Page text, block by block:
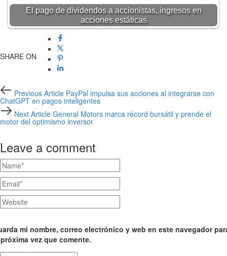
El pago de dividendos a accionistas, ingresos en
acciones estáticas
SHARE ON
Previous
ArticlePrevious Article PayPal impulsa sus acciones al integrarse con
ChatGPT en pagos inteligentes
Next
ArticleNext Article General Motors marca récord bursátil y prende el
motor del optimismo inversor
Leave a comment
mi nombre, correo electrónico y web en este navegador
vez que comente.